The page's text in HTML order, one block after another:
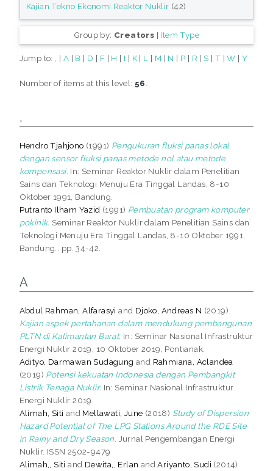
Kajian Tekno Ekonomi Reaktor Nuklir (42)
Group by: Creators | Item Type
Jump to: | A | B | D | F | H | I | K| L | M | N | P | R | S | T |W |Y
Number of items at this level: 56
,
Hendro Tjahjono (1991) Pengukuran fluksi panas lokal
dengan sensor fluksi panas metode nol atau metode
kompensasi. In: Seminar Reaktor Nuklir dalam Penelitian
Sains dan Teknologi Menuju Era Tinggal Landas, 8-10
Oktober 1991, Bandung.
Putranto Ilham Yazid (1991) Pembuatan program komputer
pokinik. Seminar Reaktor Nuklir dalam Penelitian Sains dan
Teknologi Menuju Era Tinggal Landas, 8-10 Oktober 1991,
Bandung.. pp. 34-42.
A
Abdul Rahman, Alfarasyi and Djoko, Andreas N (2019)
Kajian aspek pertahanan dalam mendukung pembangunan
PLTN di Kalimantan Barat. In: Seminar Nasional Infrastruktur
Energi Nuklir 2019, 10 Oktober 2019, Pontianak.
Adityo, Darmawan Sudagung and Rahmiana, Aclandea
(2019) Potensi kekuatan Indonesia dengan Pembangkit
Listrik Tenaga Nuklir. In: Seminar Nasional Infrastruktur
Energi Nuklir 2019.
Alimah, Siti and Mellawati, June (2018) Study of Dispersion
Hazard Potential of The LPG Stations Around the RDE Site
in Rainy and Dry Season. Jurnal Pengembangan Energi
Nuklir. ISSN 2502-9479
Alimah,, Siti and Dewita,, Erlan andAriyanto, Sudi (2014)